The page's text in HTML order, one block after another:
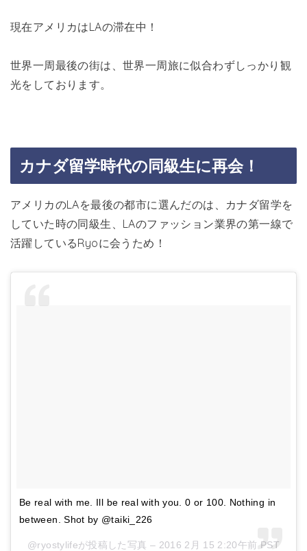
現在アメリカはLAの滞在中！
世界一周最後の街は、世界一周旅に似合わずしっかり観
光をしております。
カナダ留学時代の同級生に再会！
アメリカのLAを最後の都市に選んだのは、カナダ留学を
していた時の同級生、LAのファッション業界の第一線で
活躍しているRyoに会うため！
Be real with me. Ill be real with you. 0 or 100. Nothing in
between. Shot by @taiki_226
@ryostylifeが投稿した写真 – 2016 2月 15 2:20午前 PST